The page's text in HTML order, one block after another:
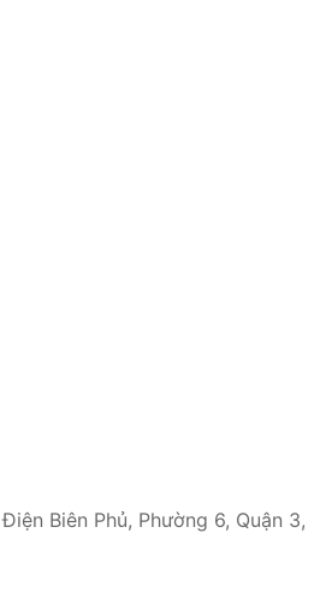
Điện Biên Phủ, Phường 6, Quận 3,